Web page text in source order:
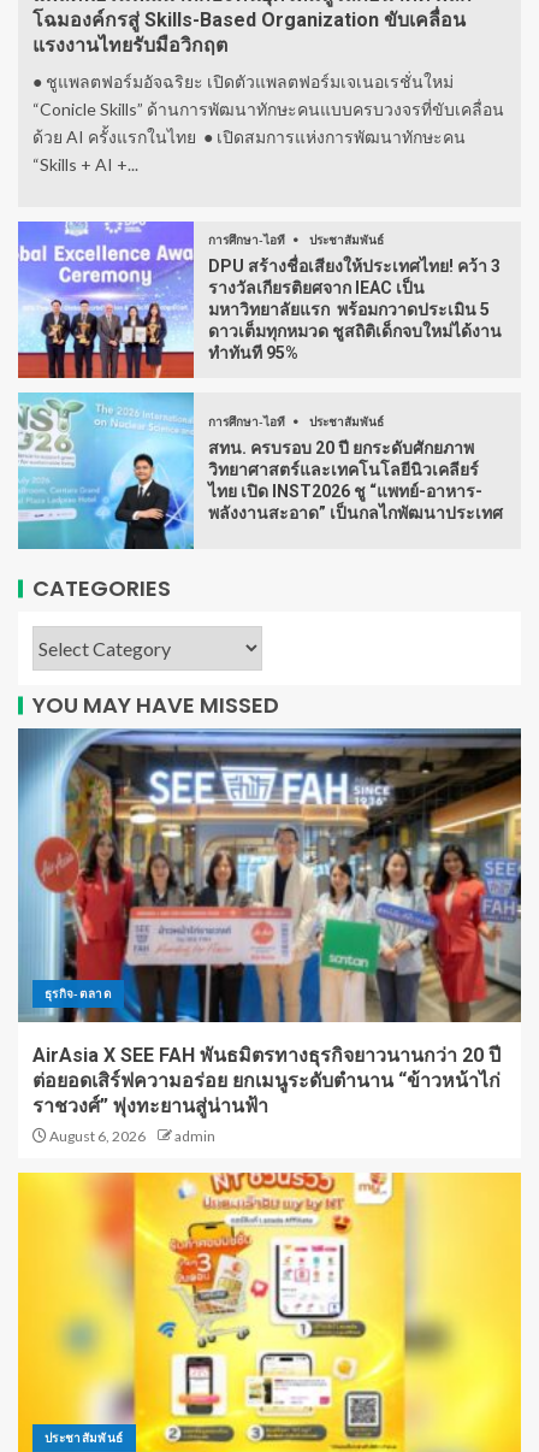
โฉมองค์กรสู่ Skills-Based Organization ขับเคลื่อน
แรงงานไทยรับมือวิกฤต
● ชูแพลตฟอร์มอัจฉริยะ เปิดตัวแพลตฟอร์มเจเนอเรชั่นใหม่
“Conicle Skills” ด้านการพัฒนาทักษะคนแบบครบวงจรที่ขับเคลื่อน
ด้วย AI ครั้งแรกในไทย ● เปิดสมการแห่งการพัฒนาทักษะคน
“Skills + AI +...
การศึกษา-ไอที ประชาสัมพันธ์
DPU สร้างชื่อเสียงให้ประเทศไทย! คว้า 3
รางวัลเกียรติยศจาก IEAC เป็น
มหาวิทยาลัยแรก พร้อมกวาดประเมิน 5
ดาวเต็มทุกหมวด ชูสถิติเด็กจบใหม่ได้งาน
ทำทันที 95%
การศึกษา-ไอที ประชาสัมพันธ์
สทน. ครบรอบ 20 ปี ยกระดับศักยภาพ
วิทยาศาสตร์และเทคโนโลยีนิวเคลียร์
ไทย เปิด INST2026 ชู “แพทย์-อาหาร-
พลังงานสะอาด” เป็นกลไกพัฒนาประเทศ
CATEGORIES
YOU MAY HAVE MISSED
ธุรกิจ-ตลาด
AirAsia X SEE FAH พันธมิตรทางธุรกิจยาวนานกว่า 20 ปี
ต่อยอดเสิร์ฟความอร่อย ยกเมนูระดับตำนาน “ข้าวหน้าไก่
ราชวงศ์” พุ่งทะยานสู่น่านฟ้า
August 6, 2026 admin
ประชาสัมพันธ์